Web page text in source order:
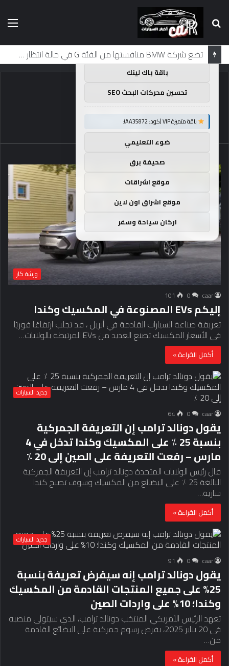
بحث
عن
تضع شركة BMW منافستها من الفئة G في حالة انتظار مع وصول الرياح المعاكسة في الصين إلى موطنها
الرئيسية/
وكندا
ورشة كار
caar
0
101
إليكم EVs المصنوعة في المكسيك وكندا
تعريفة صناعة السيارات القادمة في أبريل ، قد تجلب ارتفاعًا فوريًا
في الأسعار المكسيك تصنع العديد من EVs المرتبطة بالولايات…
أكمل القراءة »
جديد السيارات
caar
0
64
يقول دونالد ترامب إن التعريفة الجمركية
بنسبة 25 ٪ على المكسيك وكندا تدخل في 4
مارس – رفعت التعريفة على الصين إلى 20 ٪
قال رئيس الولايات المتحدة دونالد ترامب إن التعريفة الجمركية
البالغة 25 ٪ على البضائع من المكسيك وسوف تصبح كندا
سارية…
أكمل القراءة »
جديد السيارات
caar
0
91
يقول دونالد ترامب إنه سيفرض تعريفة بنسبة
25% على جميع المنتجات القادمة من المكسيك
وكندا؛ 10% على واردات الصين
تعهد الرئيس الأمريكي المنتخب دونالد ترامب، الذي سيتولى منصبه
في 20 يناير 2025، بفرض رسوم جمركية على البضائع القادمة
من…
أكمل القراءة »
توصيات :
باقة متميزة VIP (كود: AA11138):
باقة باك لينك
تحسين محركات البحث SEO
باقة متميزة VIP (كود: AA35872):
ضوء التعليمي
صحيفة برق
موقع اشراقات
موقع اشراق اون لاين
اركان سياحة وسفر